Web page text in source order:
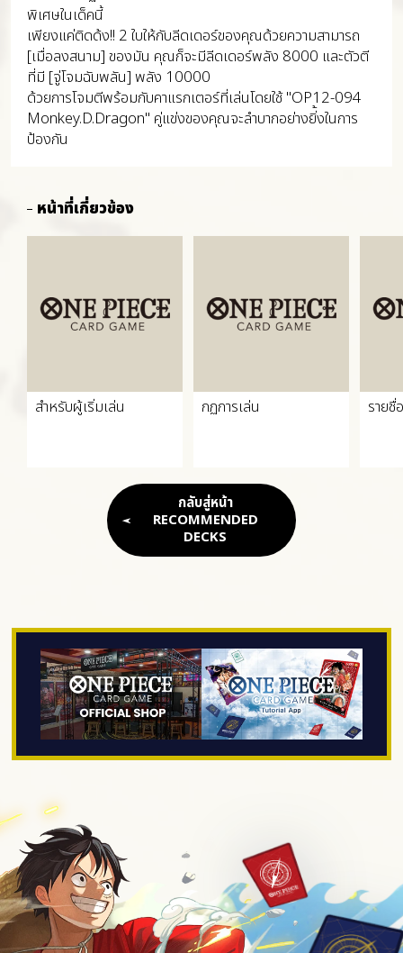
พิเศษในเด็คนี้
เพียงแค่ติดด้ง!! 2 ใบให้กับลีดเดอร์ของคุณด้วยความสามารถ
[เมื่อลงสนาม] ของมัน คุณก็จะมีลีดเดอร์พลัง 8000 และตัวตี
ที่มี [จู่โจมฉับพลัน] พลัง 10000
ด้วยการโจมตีพร้อมกับคาแรกเตอร์ที่เล่นโดยใช้ "OP12-094
Monkey.D.Dragon" คู่แข่งของคุณจะลำบากอย่างยิ่้งในการ
ป้องกัน
หน้าที่เกี่ยวข้อง
สำหรับผู้เริ่มเล่น กฏการเล่น รายชื่
กลับสู่หน้า
RECOMMENDED
DECKS